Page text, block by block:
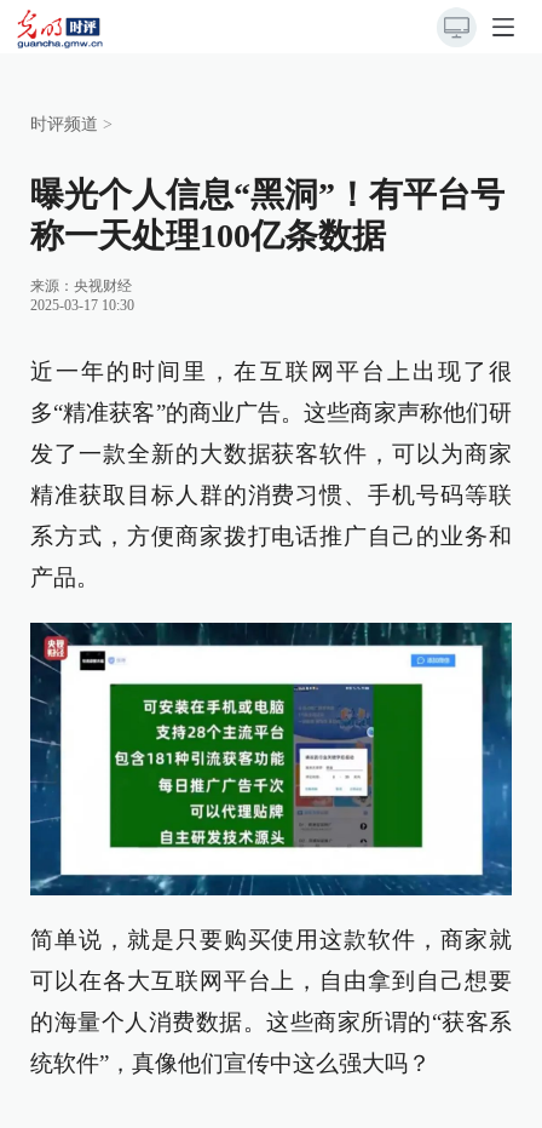
时评频道 >
曝光个人信息“黑洞”！有平台号
称一天处理100亿条数据
来源： 央视财经
2025-03-17 10:30
近一年的时间里，在互联网平台上出现了很
多“精准获客”的商业广告。这些商家声称他们研
发了一款全新的大数据获客软件，可以为商家
精准获取目标人群的消费习惯、手机号码等联
系方式，方便商家拨打电话推广自己的业务和
产品。
简单说，就是只要购买使用这款软件，商家就
可以在各大互联网平台上，自由拿到自己想要
的海量个人消费数据。这些商家所谓的“获客系
统软件”，真像他们宣传中这么强大吗？